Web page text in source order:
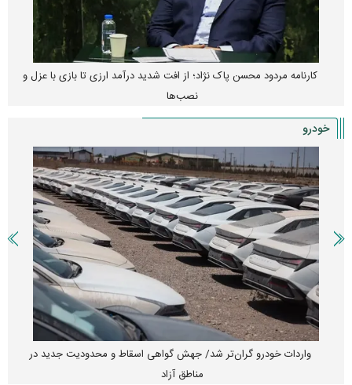
کارنامه مردود محسن پاک‌ نژاد؛ از افت شدید درآمد ارزی تا بازی با عزل و
نصب‌ها
خودرو
واردات خودرو گران‌تر شد/ جهش گواهی اسقاط و محدودیت جدید در
مناطق آزاد